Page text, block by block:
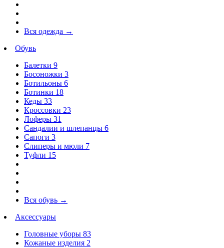
Вся одежда →
Обувь
Балетки 9
Босоножки 3
Ботильоны 6
Ботинки 18
Кеды 33
Кроссовки 23
Лоферы 31
Сандалии и шлепанцы 6
Сапоги 3
Слиперы и мюли 7
Туфли 15
Вся обувь →
Аксессуары
Головные уборы 83
Кожаные изделия 2